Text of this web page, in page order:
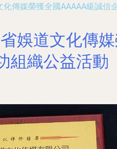
傳媒榮獲全國AAAAA級誠信
道文化傳
組織公益活動